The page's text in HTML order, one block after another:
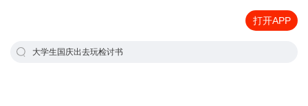
打开APP
大学生国庆出去玩检讨书